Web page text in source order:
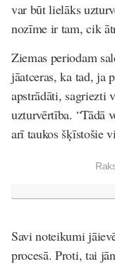
var būt lielāks
nozīme ir tam, cik
Ziemas periodam
jāatceras, ka tad, ja
apstrādāti, sagriezti
uzturvērtība. “Tādā
arī taukos šķīstošie
Savi noteikumi
procesā. Proti, tai